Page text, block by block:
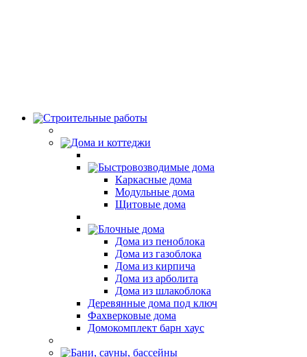
Строительные работы
Дома и коттеджи
Быстровозводимые дома
Каркасные дома
Модульные дома
Щитовые дома
Блочные дома
Дома из пеноблока
Дома из газоблока
Дома из кирпича
Дома из арболита
Дома из шлакоблока
Деревянные дома под ключ
Фахверковые дома
Домокомплект барн хаус
Бани, сауны, бассейны